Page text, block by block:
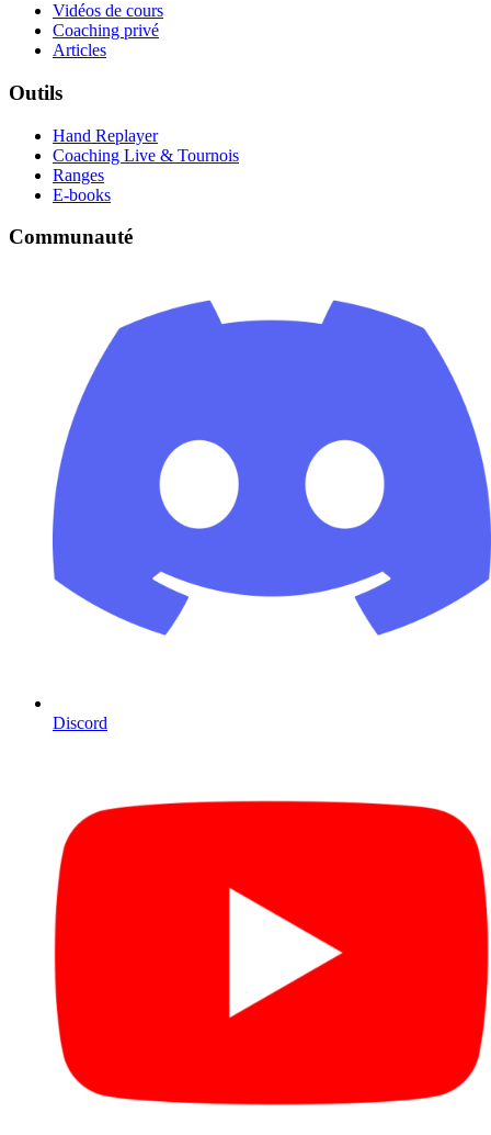
Vidéos de cours
Coaching privé
Articles
Outils
Hand Replayer
Coaching Live & Tournois
Ranges
E-books
Communauté
Discord